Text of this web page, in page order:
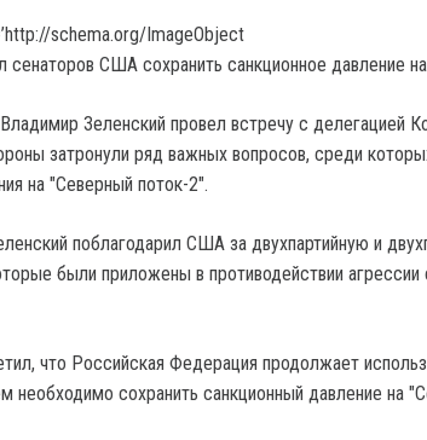
schema.org/ImageObject
Зеленский провел встречу с делегацией
затронули ряд важных вопросов, среди
на "Северный поток-2".
поблагодарил США за двухпартийную и
были приложены в противодействии
что Российская Федерация продолжает
необходимо сохранить санкционный давление на